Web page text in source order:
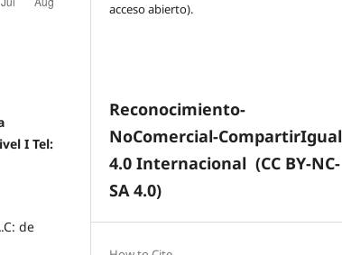
I Tel:
de
acceso abierto).
Reconocimiento-
NoComercial-CompartirIgual
4.0 Internacional (CC BY-NC-
SA 4.0)